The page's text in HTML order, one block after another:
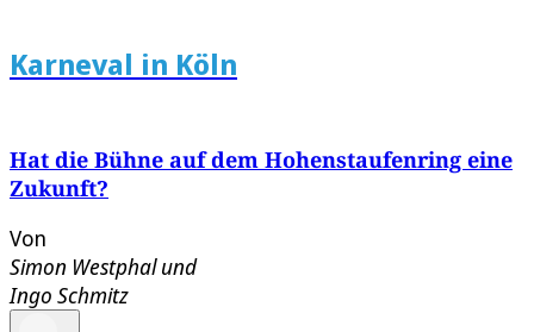
Karneval in Köln
Hat die Bühne auf dem Hohenstaufenring eine
Zukunft?
Von
Simon Westphalund
Ingo Schmitz